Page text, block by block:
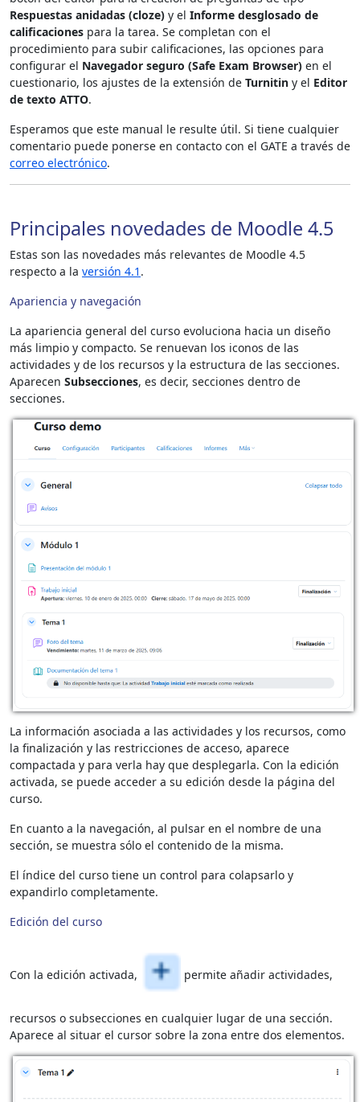
Respuestas anidadas (cloze) y el Informe desglosado de
calificaciones para la tarea. Se completan con el
procedimiento para subir calificaciones, las opciones para
configurar el Navegador seguro (Safe Exam Browser) en el
cuestionario, los ajustes de la extensión de Turnitin y el Editor
de texto ATTO.
Esperamos que este manual le resulte útil. Si tiene cualquier
comentario puede ponerse en contacto con el GATE a través de
correo electrónico.
Principales novedades de Moodle 4.5
Estas son las novedades más relevantes de Moodle 4.5
respecto a la versión 4.1 .
Apariencia y navegación
La apariencia general del curso evoluciona hacia un diseño
más limpio y compacto. Se renuevan los iconos de las
actividades y de los recursos y la estructura de las secciones.
Aparecen Subsecciones, es decir, secciones dentro de
secciones.
La información asociada a las actividades y los recursos, como
la finalización y las restricciones de acceso, aparece
compactada y para verla hay que desplegarla. Con la edición
activada, se puede acceder a su edición desde la página del
curso.
En cuanto a la navegación, al pulsar en el nombre de una
sección, se muestra sólo el contenido de la misma.
El índice del curso tiene un control para colapsarlo y
expandirlo completamente.
Edición del curso
Con la edición activada, permite añadir actividades,
recursos o subsecciones en cualquier lugar de una sección.
Aparece al situar el cursor sobre la zona entre dos elementos.